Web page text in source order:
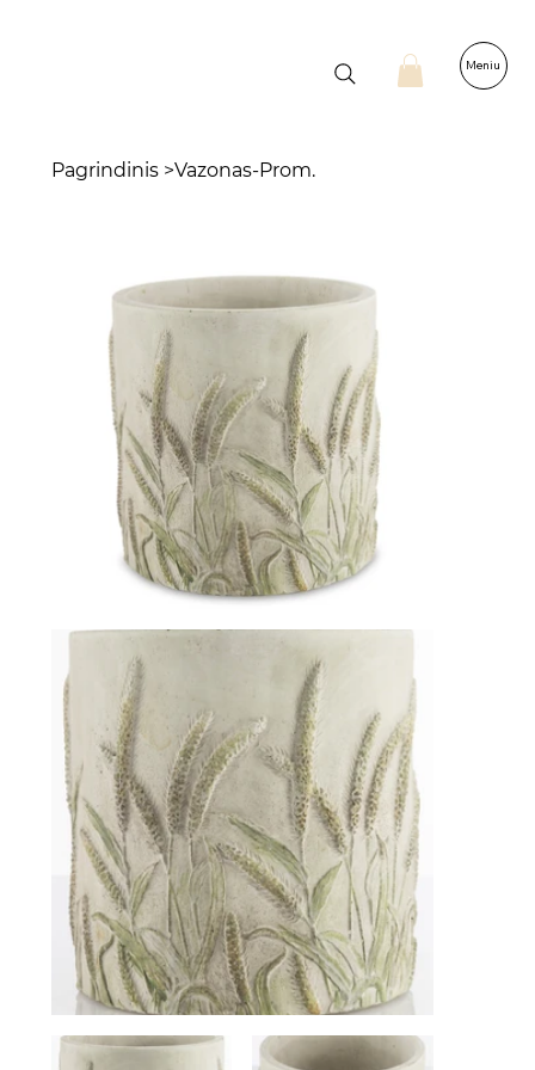
Meniu
Pagrindinis >Vazonas-Prom.